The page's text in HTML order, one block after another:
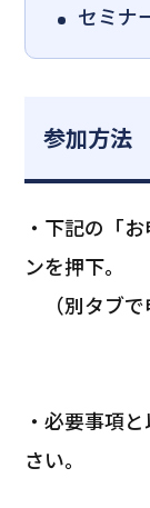
セミナ
参加方法
・下記の「
ンを押下。
（別タブで
・必要事項
さい。